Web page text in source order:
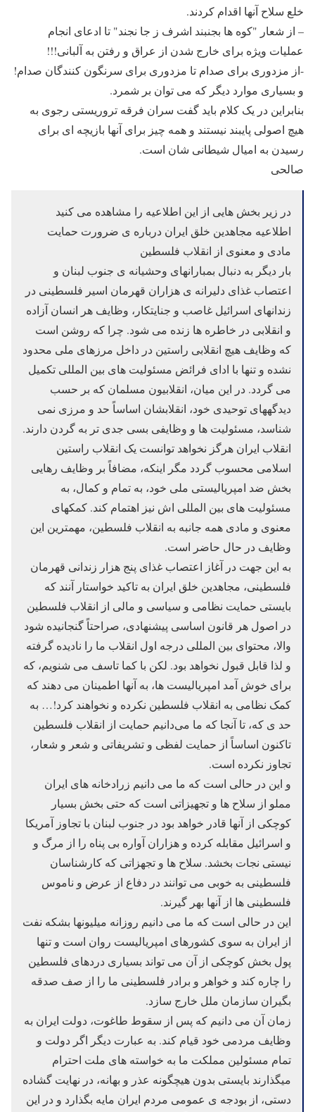
خلع سلاح آنها اقدام کردند.
– از شعار "کوه ها بجنبند اشرف ز جا نجند" تا ادعای انجام
عملیات ویژه برای خارج شدن از عراق و رفتن به آلبانی!!!
-از مزدوری برای صدام تا مزدوری برای سرنگون کنندگان صدام!
و بسیاری موارد دیگر که می توان بر شمرد.
بنابراین در یک کلام باید گفت سران فرقه تروریستی رجوی به
هیچ اصولی پایبند نیستند و همه چیز برای آنها بازیچه ای برای
رسیدن به امیال شیطانی شان است.
صالحی
در زیر بخش هایی از این اطلاعیه را مشاهده می کنید
اطلاعیه مجاهدین خلق ایران درباره ی ضرورت حمایت
مادی و معنوی از انقلاب فلسطین
بار دیگر به دنبال بمبارانهای وحشیانه ی جنوب لبنان و
اعتصاب غذای دلیرانه ی هزاران قهرمان اسیر فلسطینی در
زندانهای اسرائیل غاصب و جنایتکار، وظایف هر انسان آزاده
و انقلابی در خاطره ها زنده می شود. چرا که روشن است
که وظایف هیچ انقلابی راستین در داخل مرزهای ملی محدود
نشده و تنها با ادای فرائض مسئولیت های بین المللی تکمیل
می گردد. در این میان، انقلابیون مسلمان که بر حسب
دیدگههای توحیدی خود، انقلابشان اساساً حد و مرزی نمی
شناسد، مسئولیت ها و وظایفی بسی جدی تر به گردن دارند.
انقلاب ایران هرگز نخواهد توانست یک انقلاب راستین
اسلامی محسوب گردد مگر اینکه، مضافاً بر وظایف رهایی
بخش ضد امپریالیستی ملی خود، به تمام و کمال، به
مسئولیت های بین المللی اش نیز اهتمام کند. کمکهای
معنوی و مادی همه جانبه به انقلاب فلسطین، مهمترین این
وظایف در حال حاضر است.
به این جهت در آغاز اعتصاب غذای پنج هزار زندانی قهرمان
فلسطینی، مجاهدین خلق ایران به تاکید خواستار آنند که
بایستی حمایت نظامی و سیاسی و مالی از انقلاب فلسطین
در اصول هر قانون اساسی پیشنهادی، صراحتاً گنجانیده شود
والا، محتوای بین المللی درجه اول انقلاب ما را نادیده گرفته
و لذا قابل قبول نخواهد بود. لکن با کما تاسف می شنویم، که
برای خوش آمد امپریالیست ها، به آنها اطمینان می دهند که
کمک نظامی به انقلاب فلسطین نکرده و نخواهند کرد!… به
حد ی که، تا آنجا که ما می‌دانیم حمایت از انقلاب فلسطین
تاکنون اساساً از حمایت لفظی و تشریفاتی و شعر و شعار،
تجاوز نکرده است.
و این در حالی است که ما می دانیم زرادخانه های ایران
مملو از سلاح ها و تجهیزاتی است که حتی بخش بسیار
کوچکی از آنها قادر خواهد بود در جنوب لبنان با تجاوز آمریکا
و اسرائیل مقابله کرده و هزاران آواره بی پناه را از مرگ و
نیستی نجات بخشد. سلاح ها و تجهزاتی که کارشناسان
فلسطینی به خوبی می توانند در دفاع از عرض و ناموس
فلسطینی ها از آنها بهر گیرند.
این در حالی است که ما می دانیم روزانه میلیونها بشکه نفت
از ایران به سوی کشورهای امپریالیست روان است و تنها
پول بخش کوچکی از آن می تواند بسیاری دردهای فلسطین
را چاره کند و خواهر و برادر فلسطینی ما را از صف صدقه
بگیران سازمان ملل خارج سازد.
زمان آن می دانیم که پس از سقوط طاغوت، دولت ایران به
وظایف مردمی خود قیام کند. به عبارت دیگر اگر دولت و
تمام مسئولین مملکت ما به خواسته های ملت احترام
میگذارند بایستی بدون هیچگونه عذر و بهانه، در نهایت گشاده
دستی، از بودجه ی عمومی مردم ایران مایه بگذارد و در این